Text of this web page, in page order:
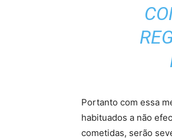
Portanto com essa
habituados a não
cometidas, serão